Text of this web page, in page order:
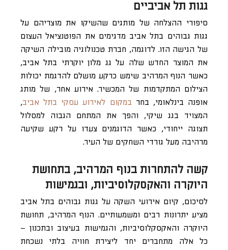
גגות תל אביביים
סיפורי ההצלחה של מותגים שהשיקו את מוצריהם על
גגות גבוהים בתל אביב מדגימים את הפוטנציאל העצום
של הגישה הזו. לדוגמה, חברת טכנולוגיה מובילה השיקה
את המוצר החדש שלה על גג מלון יוקרתי בתל אביב,
כאשר הנוף המרהיב שימש כרקע מושלם להדגמת יכולות
הצילום המתקדמות של המכשיר. אירוע אחר, של מותג
אופנה בינלאומי, בחר במקום לאירוע עסקי בתל אביב,
המצויד בגג שיקי, והפך את המתחם הגבוה למסלול
תצוגה ייחודי, כאשר הדוגמנים צעדו על רקע שקיעה
מרהיבה מעל גורדי השחקים של העיר.
קשה להתחרות בנוף המרהיב, בתחושת
היוקרה והאקסקלוסיביות, ובגמישות
לסיכום, קיום אירועי השקה על גגות גבוהים בתל אביב
מציע יתרונות רבים ומשמעותיים. הנוף המרהיב, תחושת
היוקרה והאקסקלוסיביות, והגמישות בעיצוב ובתכנון –
כל אלה מתחברים יחד ליצירת חוויה בלתי נשכחת